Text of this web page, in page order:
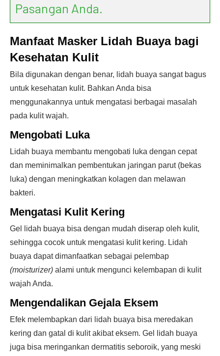
Pasangan Anda.
Manfaat Masker Lidah Buaya bagi
Kesehatan Kulit
Bila digunakan dengan benar, lidah buaya sangat bagus
untuk kesehatan kulit. Bahkan Anda bisa
menggunakannya untuk mengatasi berbagai masalah
pada kulit wajah.
Mengobati Luka
Lidah buaya membantu mengobati luka dengan cepat
dan meminimalkan pembentukan jaringan parut (bekas
luka) dengan meningkatkan kolagen dan melawan
bakteri.
Mengatasi Kulit Kering
Gel lidah buaya bisa dengan mudah diserap oleh kulit,
sehingga cocok untuk mengatasi kulit kering. Lidah
buaya dapat dimanfaatkan sebagai pelembap
(moisturizer) alami untuk mengunci kelembapan di kulit
wajah Anda.
Mengendalikan Gejala Eksem
Efek melembapkan dari lidah buaya bisa meredakan
kering dan gatal di kulit akibat eksem. Gel lidah buaya
juga bisa meringankan dermatitis seboroik, yang meski